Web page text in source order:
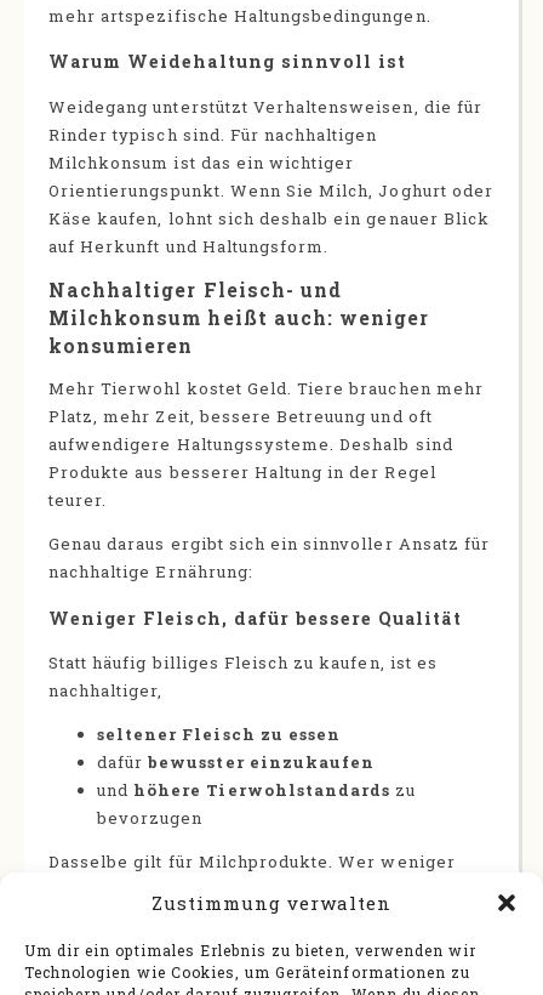
Zustimmung verwalten
Um dir ein optimales Erlebnis zu bieten, verwenden wir
Technologien wie Cookies, um Geräteinformationen zu
mehr artspezifische Haltungsbedingungen.
Warum Weidehaltung sinnvoll ist
Weidegang unterstützt Verhaltensweisen, die für
Rinder typisch sind. Für nachhaltigen
Milchkonsum ist das ein wichtiger
Orientierungspunkt. Wenn Sie Milch, Joghurt oder
Käse kaufen, lohnt sich deshalb ein genauer Blick
auf Herkunft und Haltungsform.
Nachhaltiger Fleisch- und
Milchkonsum heißt auch: weniger
konsumieren
Mehr Tierwohl kostet Geld. Tiere brauchen mehr
Platz, mehr Zeit, bessere Betreuung und oft
aufwendigere Haltungssysteme. Deshalb sind
Produkte aus besserer Haltung in der Regel
teurer.
Genau daraus ergibt sich ein sinnvoller Ansatz für
nachhaltige Ernährung:
Weniger Fleisch, dafür bessere Qualität
Statt häufig billiges Fleisch zu kaufen, ist es
nachhaltiger,
seltener Fleisch zu essen
dafürbewusster einzukaufen
und höhere Tierwohlstandards zu
bevorzugen
Dasselbe gilt für Milchprodukte. Wer weniger
Haltung greifen, ohne dass das Budget
zwangsläufig explodiert.
Einkaufsratgeber: So wählen Sie